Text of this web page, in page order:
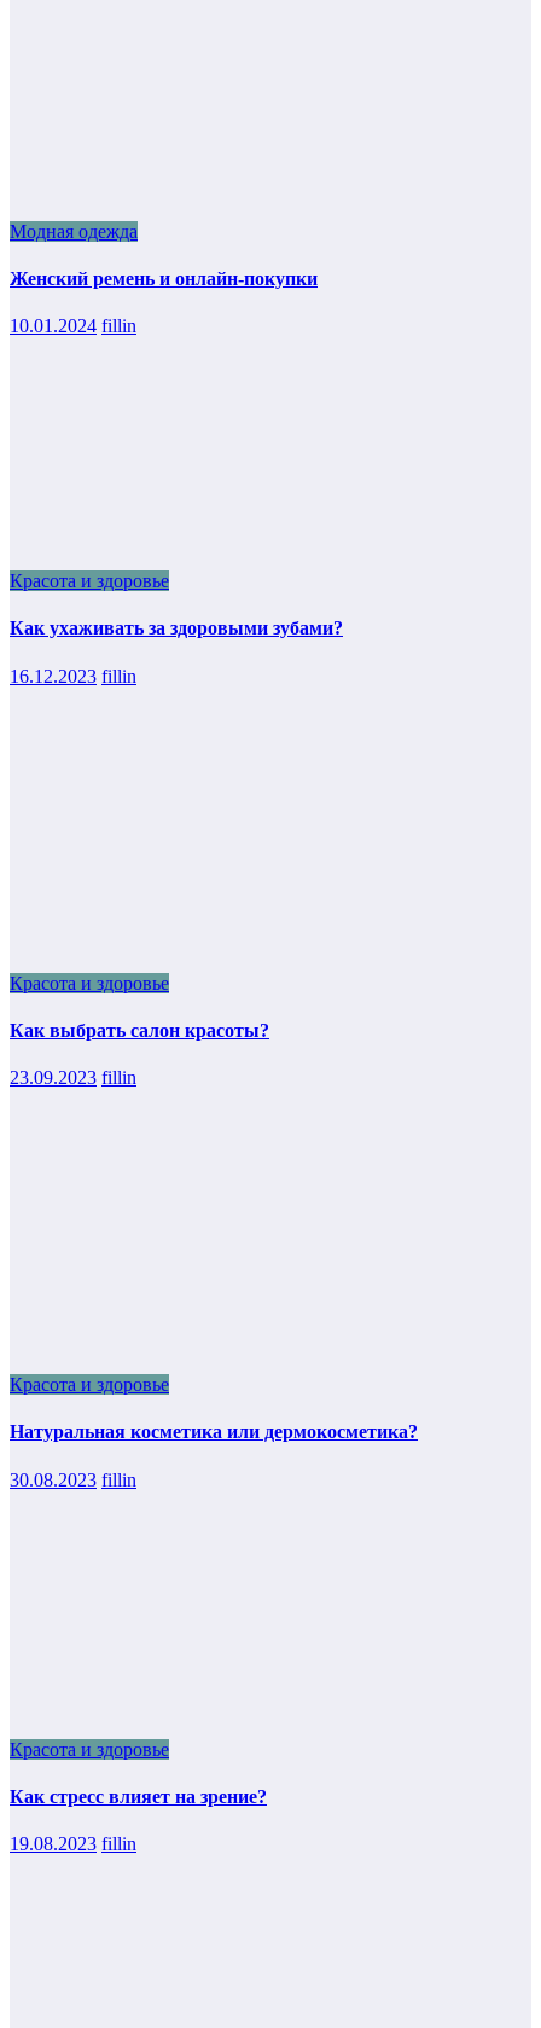
Модная одежда
Женский ремень и онлайн-покупки
10.01.2024 fillin
Красота и здоровье
Как ухаживать за здоровыми зубами?
16.12.2023 fillin
Красота и здоровье
Как выбрать салон красоты?
23.09.2023 fillin
Красота и здоровье
Натуральная косметика или дермокосметика?
30.08.2023 fillin
Красота и здоровье
Как стресс влияет на зрение?
19.08.2023 fillin